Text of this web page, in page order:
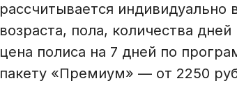
рассчитывается
возраста, пола, количества
цена полиса на 7 дней по
пакету «Премиум» — от 2250